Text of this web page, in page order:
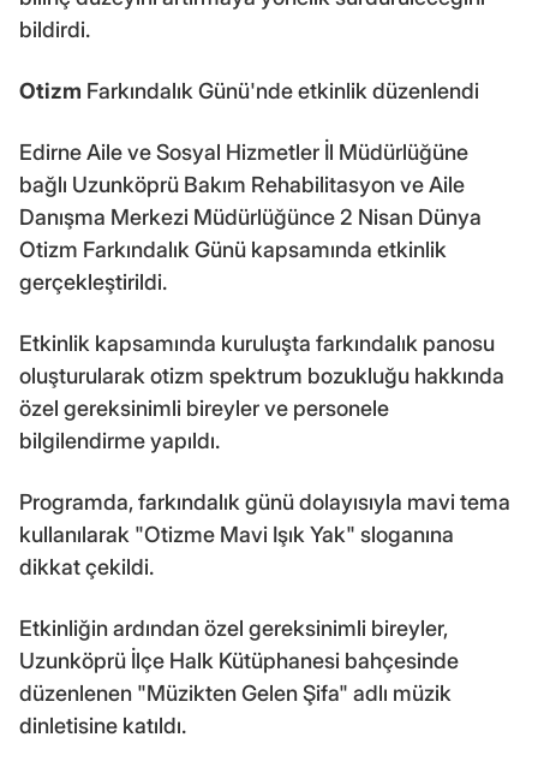
bildirdi.
Otizm Farkındalık Günü'nde etkinlik düzenlendi
Edirne Aile ve Sosyal Hizmetler İl Müdürlüğüne
bağlı Uzunköprü Bakım Rehabilitasyon ve Aile
Danışma Merkezi Müdürlüğünce 2 Nisan Dünya
Otizm Farkındalık Günü kapsamında etkinlik
gerçekleştirildi.
Etkinlik kapsamında kuruluşta farkındalık panosu
oluşturularak otizm spektrum bozukluğu hakkında
özel gereksinimli bireyler ve personele
bilgilendirme yapıldı.
Programda, farkındalık günü dolayısıyla mavi tema
kullanılarak "Otizme Mavi Işık Yak" sloganına
dikkat çekildi.
Etkinliğin ardından özel gereksinimli bireyler,
Uzunköprü İlçe Halk Kütüphanesi bahçesinde
düzenlenen "Müzikten Gelen Şifa" adlı müzik
dinletisine katıldı.